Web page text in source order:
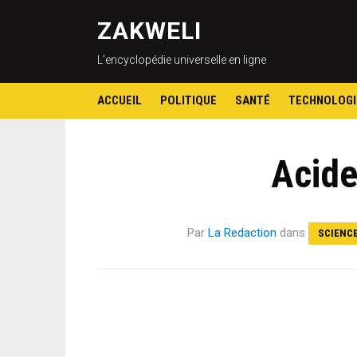
ZAKWELI
L’encyclopédie universelle en ligne
ACCUEIL POLITIQUE SANTÉ
Par La Redaction dans